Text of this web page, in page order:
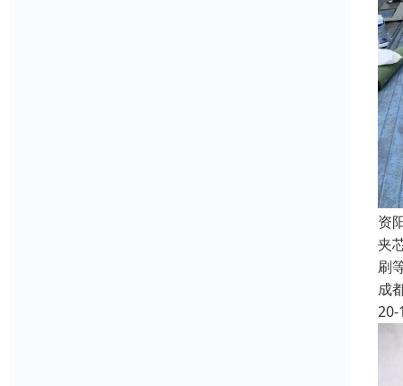
资
夹
刷
成
20-